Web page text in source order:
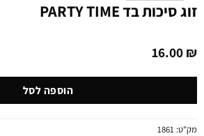
זוג סיכות בד PARTY TIME
16.00₪
הוספה לסל
מק"ט:1861